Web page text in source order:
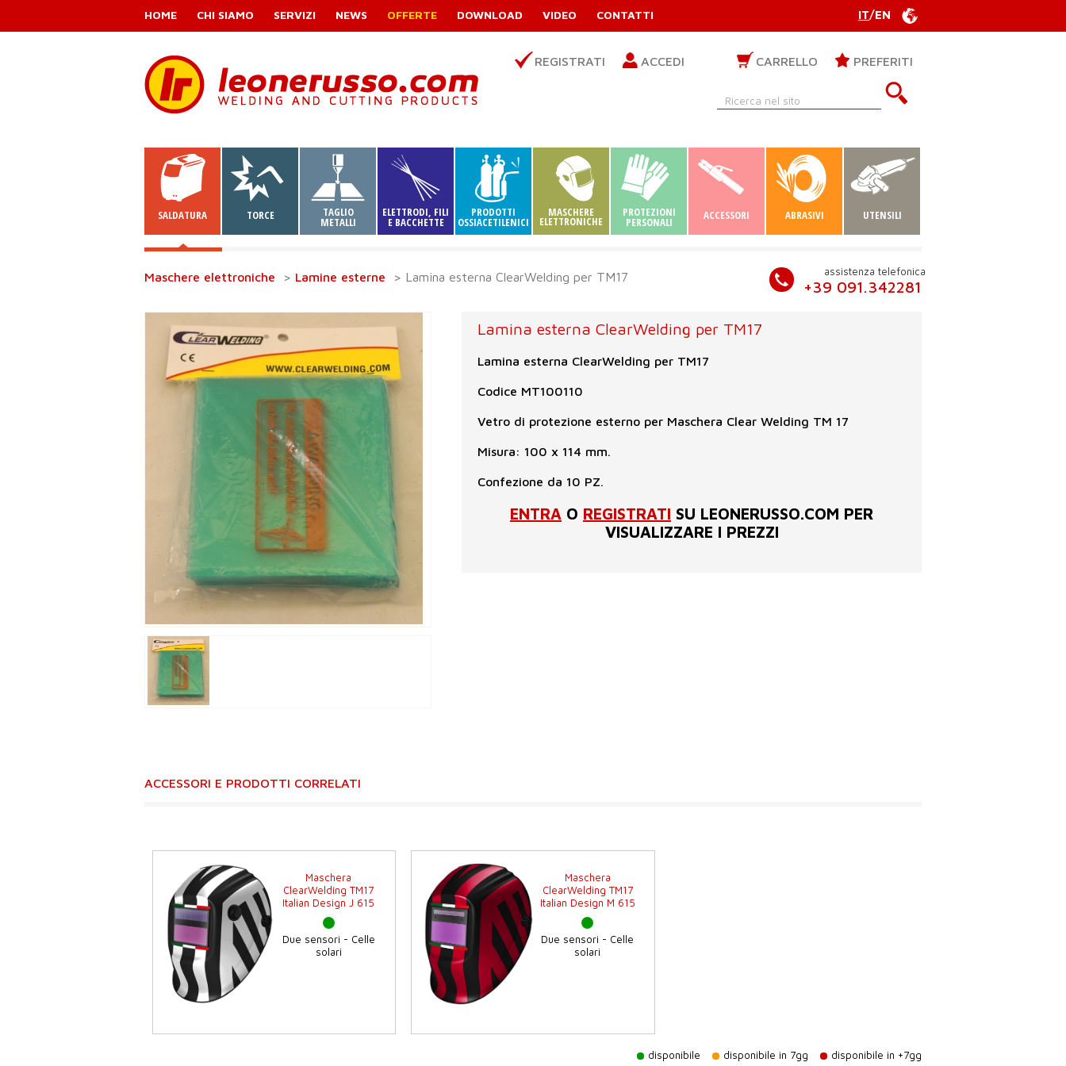
HOME CHI SIAMO SERVIZI NEWS OFFERTE DOWNLOAD VIDEO CONTATTI IT/EN
REGISTRATI ACCEDI CARRELLO PREFERITI
SALDATURA TORCE TAGLIO
METALLI
ELETTRODI, FILI
E BACCHETTE
PRODOTTI
OSSIACETILENICI
MASCHERE
ELETTRONICHE
PROTEZIONI
PERSONALI ACCESSORI ABRASIVI UTENSILI
Maschere elettroniche > Lamine esterne > Lamina esterna ClearWelding per TM17 assistenza telefonica
+39 091.342281
Lamina esterna ClearWelding per TM17
Lamina esterna ClearWelding per TM17
Codice MT100110
Vetro di protezione esterno per Maschera Clear Welding TM 17
Misura: 100 x 114 mm.
Confezione da 10 PZ.
ENTRA O REGISTRATI SU LEONERUSSO.COM PER
VISUALIZZARE I PREZZI
ACCESSORI E PRODOTTI CORRELATI
Maschera
ClearWelding TM17
Italian Design J 615
Due sensori - Celle
solari
Maschera
ClearWelding TM17
Italian Design M 615
Due sensori - Celle
solari
disponibile disponibile in 7gg disponibile in +7gg